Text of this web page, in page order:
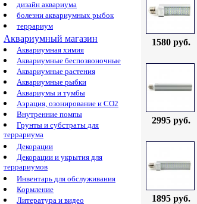
дизайн аквариума
болезни аквариумных рыбок
террариум
Аквариумный магазин
Аквариумная химия
Аквариумные беспозвоночные
Аквариумные растения
Аквариумные рыбки
Аквариумы и тумбы
Аэрация, озонирование и CO2
Внутренние помпы
Грунты и субстраты для
террариума
Декорации
Декорации и укрытия для
террариумов
Инвентарь для обслуживания
Кормление
Литература и видео
1580 руб.
2995 руб.
1895 руб.